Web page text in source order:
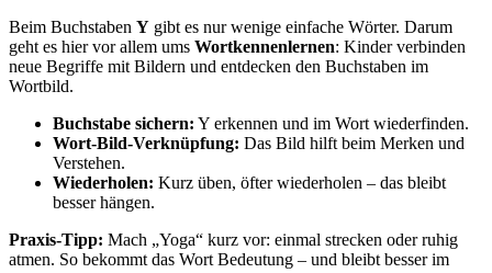
Beim Buchstaben Y gibt es nur wenige einfache Wörter. Darum
geht es hier vor allem ums Wortkennenlernen: Kinder verbinden
neue Begriffe mit Bildern und entdecken den Buchstaben im
Wortbild.
Buchstabe sichern: Y erkennen und im Wort wiederfinden.
Wort-Bild-Verknüpfung: Das Bild hilft beim Merken und
Verstehen.
Wiederholen: Kurz üben, öfter wiederholen – das bleibt
besser hängen.
Praxis-Tipp: Mach „Yoga“ kurz vor: einmal strecken oder ruhig
atmen. So bekommt das Wort Bedeutung – und bleibt besser im